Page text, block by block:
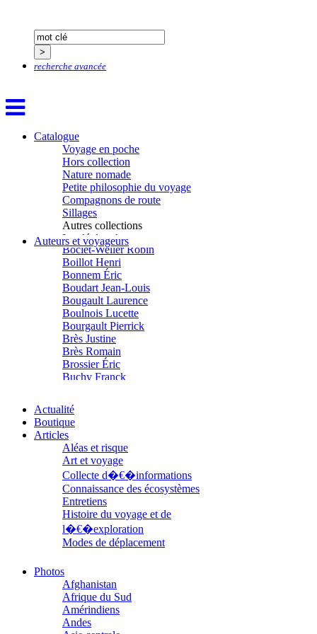
recherche avancée
Catalogue
Voyage en poche
Hors collection
Nature nomade
Petite philosophie du voyage
Compagnons de route
Sillages
Autres collections
La clé des champs
Chemins d’étoiles
Visions
Auteurs et voyageurs
Baujard Jacques
Bazin Sylvain
Bellec Hervé
Bertrandy Antoine
Bezsonov Youri
Bideau Michel-Cosme
Billard Yannick
Blanchet Anne-Lise
Bluntzer Christophe
Bobin Mathieu
Boch Anne-Laure
Boch Julie
Boclet-Weller Robin
Boillot Henri
Bonnem Éric
Boudart Jean-Louis
Bougault Laurence
Boulnois Lucette
Bourgault Pierrick
Brès Justine
Brès Romain
Brossier Éric
Buchy Franck
Buiron Daphné
Busquet Gérard
Cagnat René
Calonne Marc-Antoine
Calvez Tangi
Cann Typhaine
Carbonnaux Stéphan
Caritey Rémi
Carrau Noak
Caufriez Anne
Chérel Guillaume
Chambost Germain
Chapuis Amandine
Chastel Marie
Chaud Marianne
Chenot Philippe
Chicurel Arnaud
Clémenceau Adrien
Actualité
Boutique
Articles
Aléas et risque
Art et voyage
Collecte d�€�informations
Connaissance des écosystèmes
Entretiens
Histoire du voyage et de
l�€�exploration
Modes de déplacement
Parcours choisis
Patrimoine
Petite ethnographie
Portraits
Questions de survie
Réflexions
Photos
Afghanistan
Afrique du Sud
Amérindiens
Andes